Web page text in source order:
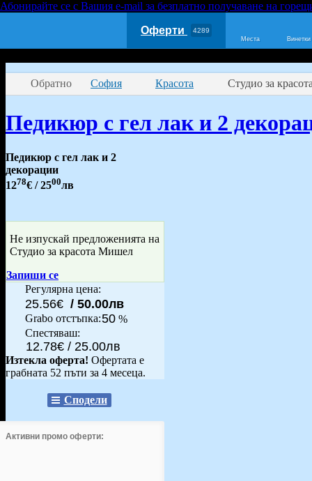
Абонирайте се с Вашия e-mail за безплатно получаване на
Оферти 4289
Места Винетки
Обратно София Красота Студио за
Педикюр с гел лак и 2
Педикюр с гел лак и 2
декорации
1278€ / 2500лв
Не изпускай предложенията на
Студио за красота Мишел
Запиши се
Регулярна цена:
25.56€ / 50.00лв
Grabo oтстъпка:50 %
Спестяваш:
12.78€ / 25.00лв
Изтекла оферта! Офертата е
грабната 52 пъти за 4 месеца.
Сподели
Активни промо оферти: